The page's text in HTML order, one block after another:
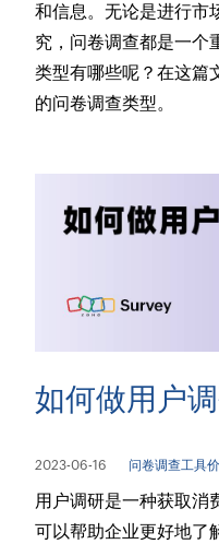
和信息。无论是进行市
究，问卷调查都是一个
类型有哪些呢？在这篇
的问卷调查类型。
如何做用户
2023-06-16 问卷调查工具
用户调研是一种获取消
可以帮助企业更好地了